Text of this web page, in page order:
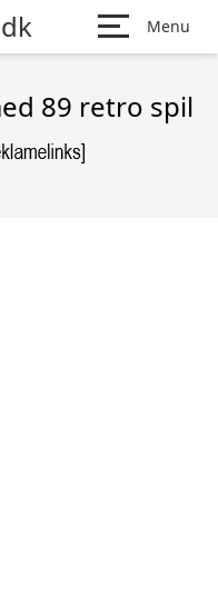
Menu
89 retro spil